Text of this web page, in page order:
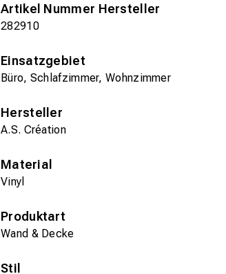
Artikel Nummer Hersteller
282910
Einsatzgebiet
Büro, Schlafzimmer, Wohnzimmer
Hersteller
A.S. Création
Material
Vinyl
Produktart
Wand & Decke
Stil